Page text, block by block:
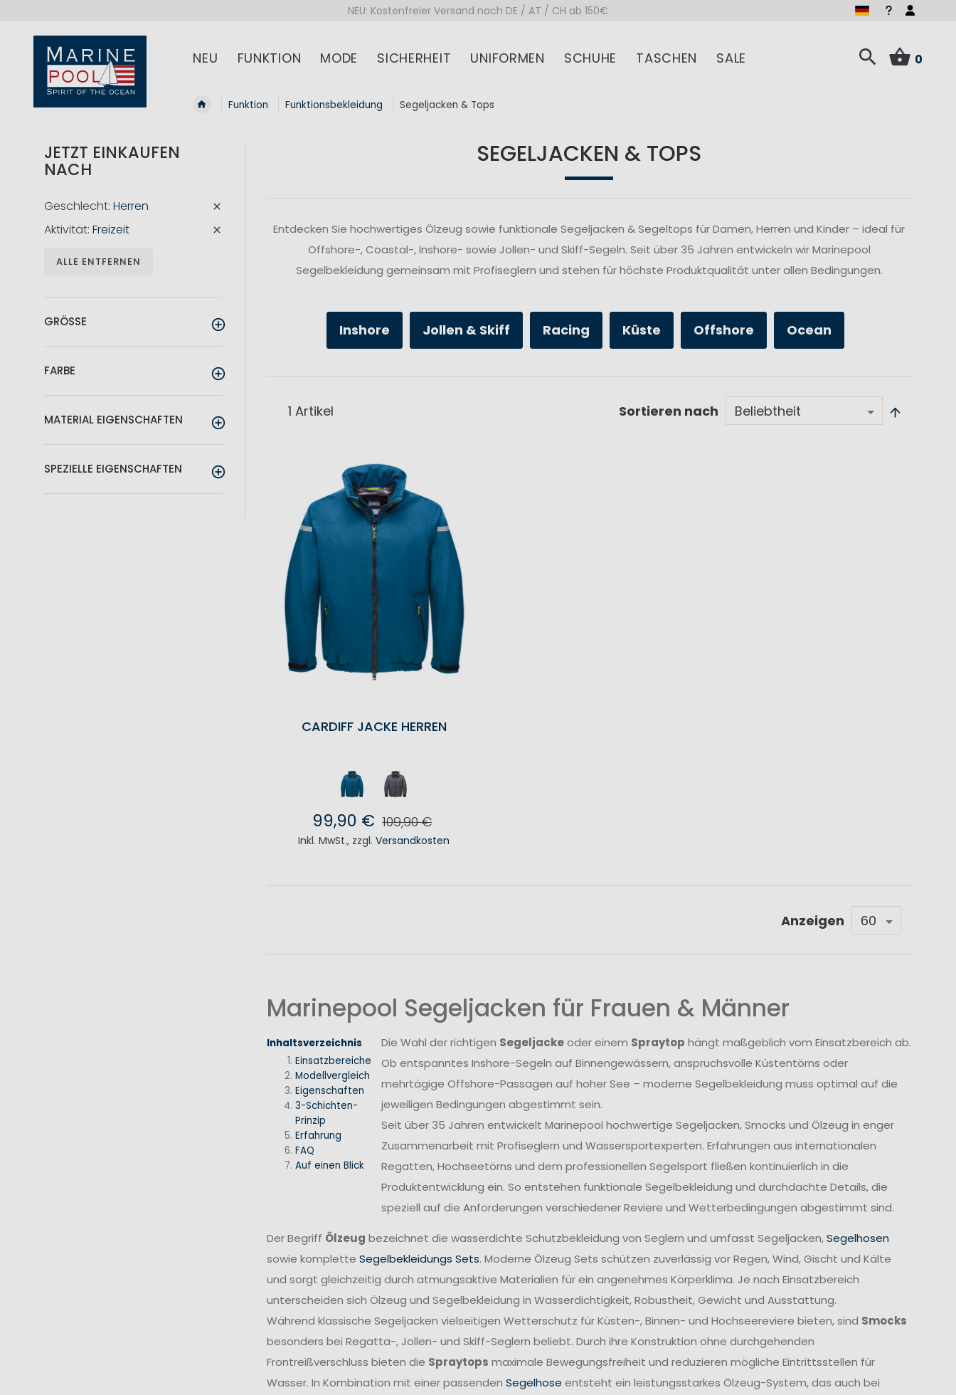
NEU: Kostenfreier Versand nach DE / AT / CH ab 150€
NEU FUNKTION MODE SICHERHEIT UNIFORMEN SCHUHE TASCHEN SALE 0
Funktion Funktionsbekleidung Segeljacken & Tops
SEGELJACKEN & TOPS
Entdecken Sie hochwertiges Ölzeug sowie funktionale Segeljacken & Segeltops für Damen, Herren und Kinder – ideal für
Offshore-, Coastal-, Inshore- sowie Jollen- und Skiff-Segeln. Seit über 35 Jahren entwickeln wir Marinepool
Segelbekleidung gemeinsam mit Profiseglern und stehen für höchste Produktqualität unter allen Bedingungen.
Inshore Jollen & Skiff Racing Küste Offshore Ocean
1 Artikel Sortieren nach
CARDIFF JACKE HERREN
99,90 € 109,90 €
Inkl. MwSt., zzgl.Versandkosten
Anzeigen
Marinepool Segeljacken für Frauen & Männer
Inhaltsverzeichnis
Einsatzbereiche
Modellvergleich
Eigenschaften
3-Schichten-
Prinzip
Erfahrung
FAQ
Auf einen Blick
Die Wahl der richtigen Segeljackeoder einem Spraytop hängt maßgeblich vom Einsatzbereich ab.
Ob entspanntes Inshore-Segeln auf Binnengewässern, anspruchsvolle Küstentörns oder
mehrtägige Offshore-Passagen auf hoher See – moderne Segelbekleidung muss optimal auf die
jeweiligen Bedingungen abgestimmt sein.
Seit über 35 Jahren entwickelt Marinepool hochwertige Segeljacken, Smocks und Ölzeug in enger
Zusammenarbeit mit Profiseglern und Wassersportexperten. Erfahrungen aus internationalen
Regatten, Hochseetörns und dem professionellen Segelsport fließen kontinuierlich in die
Produktentwicklung ein. So entstehen funktionale Segelbekleidung und durchdachte Details, die
speziell auf die Anforderungen verschiedener Reviere und Wetterbedingungen abgestimmt sind.
Der Begriff Ölzeug bezeichnet die wasserdichte Schutzbekleidung von Seglern und umfasst Segeljacken,Segelhosen
sowie komplette Segelbekleidungs Sets. Moderne Ölzeug Sets schützen zuverlässig vor Regen, Wind, Gischt und Kälte
und sorgt gleichzeitig durch atmungsaktive Materialien für ein angenehmes Körperklima. Je nach Einsatzbereich
unterscheiden sich Ölzeug und Segelbekleidung in Wasserdichtigkeit, Robustheit, Gewicht und Ausstattung.
Während klassische Segeljacken vielseitigen Wetterschutz für Küsten-, Binnen- und Hochseereviere bieten, sind Smocks
besonders bei Regatta-, Jollen- und Skiff-Seglern beliebt. Durch ihre Konstruktion ohne durchgehenden
Frontreißverschluss bieten die Spraytops maximale Bewegungsfreiheit und reduzieren mögliche Eintrittsstellen für
Wasser. In Kombination mit einer passenden Segelhose entsteht ein leistungsstarkes Ölzeug-System, das auch bei
JETZT EINKAUFEN
NACH
Geschlecht Herren
Aktivität Freizeit
ALLE ENTFERNEN
GRÖSSE
FARBE
MATERIAL EIGENSCHAFTEN
SPEZIELLE EIGENSCHAFTEN